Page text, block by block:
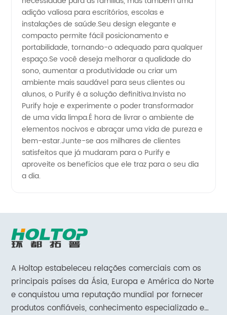
adição valiosa para escritórios, escolas e
instalações de saúde.Seu design elegante e
compacto permite fácil posicionamento e
portabilidade, tornando-o adequado para qualquer
espaço.Se você deseja melhorar a qualidade do
sono, aumentar a produtividade ou criar um
ambiente mais saudável para seus clientes ou
alunos, o Purify é a solução definitiva.Invista no
Purify hoje e experimente o poder transformador
de uma vida limpa.É hora de livrar o ambiente de
elementos nocivos e abraçar uma vida de pureza e
bem-estar.Junte-se aos milhares de clientes
satisfeitos que já mudaram para o Purify e
aproveite os benefícios que ele traz para o seu dia
a dia.
A Holtop estabeleceu relações comerciais com os
principais países da Ásia, Europa e América do Norte
e conquistou uma reputação mundial por fornecer
produtos confiáveis, conhecimento especializado em